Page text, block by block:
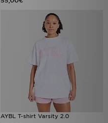
AYBL T-shirt Varsity 2.0